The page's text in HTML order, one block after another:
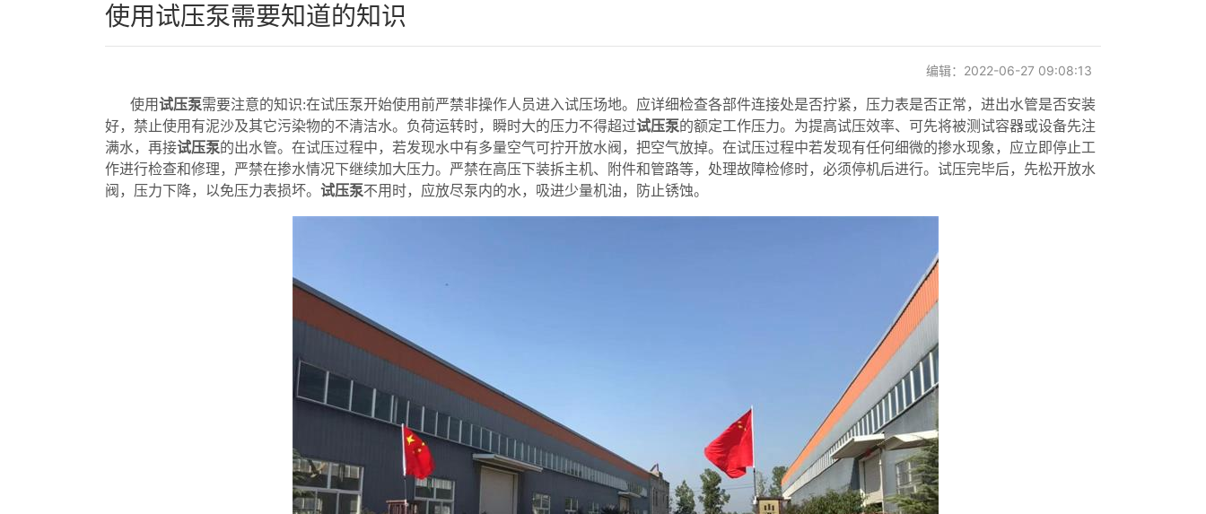
使用试压泵需要知道的知识
编辑：2022-06-27 09:08:13
使用试压泵需要注意的知识:在试压泵开始使用前严禁非操作人员进入试压场地。应详细检查各部件连接处是否拧紧，压力表是否正常，进出水管是否安装
好，禁止使用有泥沙及其它污染物的不清洁水。负荷运转时，瞬时大的压力不得超过试压泵的额定工作压力。为提高试压效率、可先将被测试容器或设备先注
满水，再接试压泵的出水管。在试压过程中，若发现水中有多量空气可拧开放水阀，把空气放掉。在试压过程中若发现有任何细微的掺水现象，应立即停止工
作进行检查和修理，严禁在掺水情况下继续加大压力。严禁在高压下装拆主机、附件和管路等，处理故障检修时，必须停机后进行。试压完毕后，先松开放水
阀，压力下降，以免压力表损坏。 试压泵不用时，应放尽泵内的水，吸进少量机油，防止锈蚀。